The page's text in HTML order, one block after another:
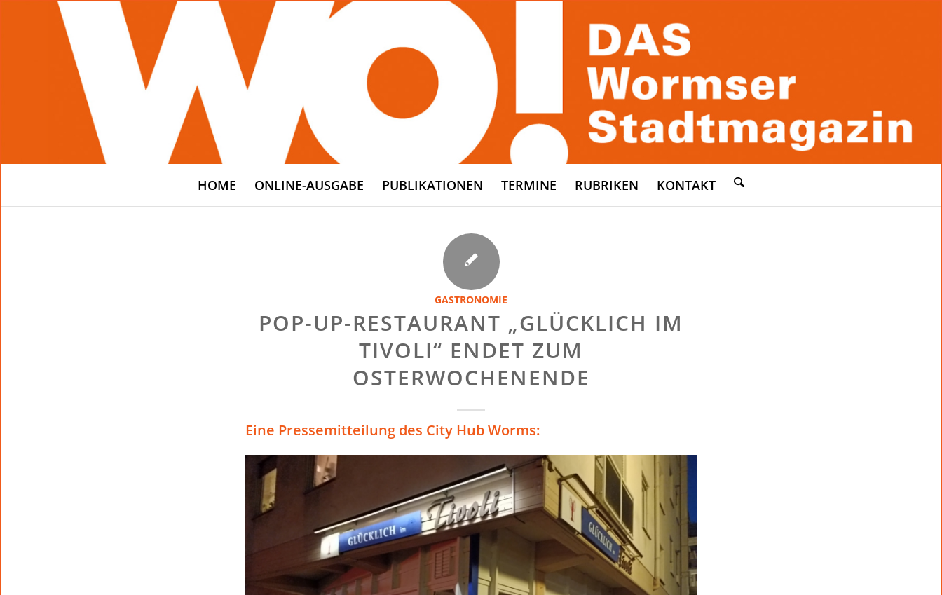
HOME ONLINE-AUSGABE PUBLIKATIONEN TERMINE RUBRIKEN KONTAKT
GASTRONOMIE
POP-UP-RESTAURANT „GLÜCKLICH IM
TIVOLI“ ENDET ZUM
OSTERWOCHENENDE
Eine Pressemitteilung des City Hub Worms: